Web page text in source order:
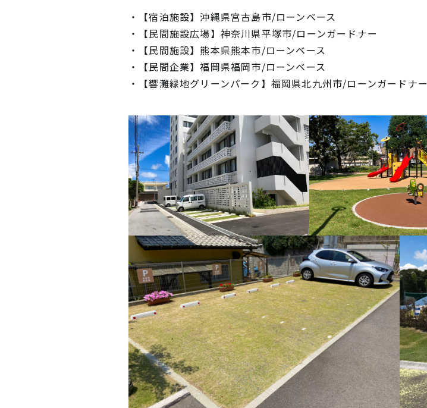
・【宿泊施設】沖縄県宮古島市/ローンベース
・【民間施設広場】神奈川県平塚市/ローンガードナー
・【民間施設】熊本県熊本市/ローンベース
・【民間企業】福岡県福岡市/ローンベース
・【響灘緑地グリーンパーク】福岡県北九州市/ローンガードナー